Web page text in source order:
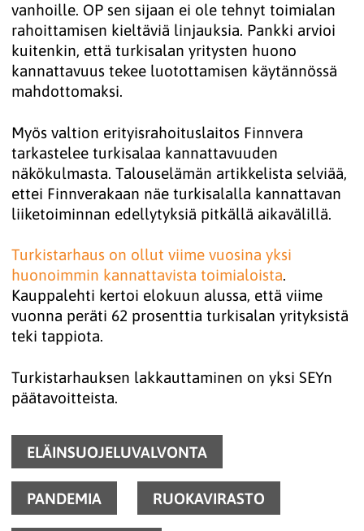
vanhoille. OP sen sijaan ei ole tehnyt toimialan
rahoittamisen kieltäviä linjauksia. Pankki arvioi
kuitenkin, että turkisalan yritysten huono
kannattavuus tekee luotottamisen käytännössä
mahdottomaksi.
Myös valtion erityisrahoituslaitos Finnvera
tarkastelee turkisalaa kannattavuuden
näkökulmasta. Talouselämän artikkelista selviää,
ettei Finnverakaan näe turkisalalla kannattavan
liiketoiminnan edellytyksiä pitkällä aikavälillä.
Turkistarhaus on ollut viime vuosina yksi
huonoimmin kannattavista toimialoista.
Kauppalehti kertoi elokuun alussa, että viime
vuonna peräti 62 prosenttia turkisalan yrityksistä
teki tappiota.
Turkistarhauksen lakkauttaminen on yksi SEYn
päätavoitteista.
ELÄINSUOJELUVALVONTA
PANDEMIA RUOKAVIRASTO